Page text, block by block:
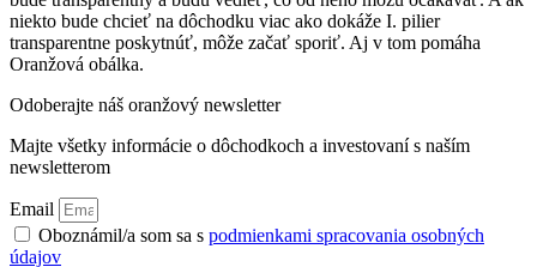
niekto bude chcieť na dôchodku viac ako dokáže I. pilier
transparentne poskytnúť, môže začať sporiť. Aj v tom pomáha
Oranžová obálka.
Odoberajte náš oranžový newsletter
Majte všetky informácie o dôchodkoch a investovaní s naším
newsletterom
Email
Oboznámil/a som sa s podmienkami spracovania osobných
údajov